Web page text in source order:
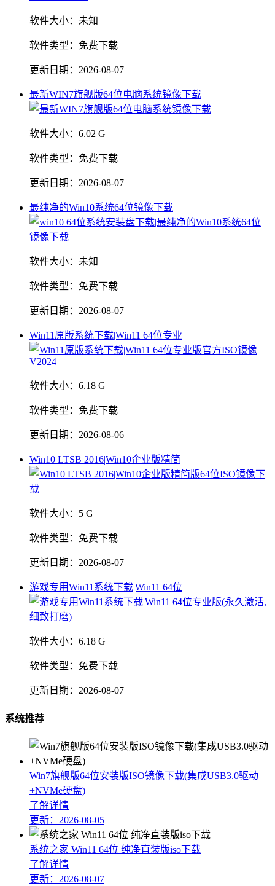
软件大小： 未知
软件类型： 免费下载
更新日期： 2026-08-07
最新WIN7旗舰版64位电脑系统镜像下载
软件大小： 6.02 G
软件类型： 免费下载
更新日期： 2026-08-07
最纯净的Win10系统64位镜像下载
软件大小： 未知
软件类型： 免费下载
更新日期： 2026-08-07
Win11原版系统下载|Win11 64位专业
软件大小： 6.18 G
软件类型： 免费下载
更新日期： 2026-08-06
Win10 LTSB 2016|Win10企业版精简
软件大小： 5 G
软件类型： 免费下载
更新日期： 2026-08-07
游戏专用Win11系统下载|Win11 64位
软件大小： 6.18 G
软件类型： 免费下载
更新日期： 2026-08-07
系统推荐
Win7旗舰版64位安装版ISO镜像下载(集成USB3.0驱动
+NVMe硬盘)
了解详情
更新：2026-08-05
系统之家 Win11 64位 纯净直装版iso下载
了解详情
更新：2026-08-07